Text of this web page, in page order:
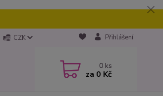
CZK Přihlášení
0 ks
za 0 Kč